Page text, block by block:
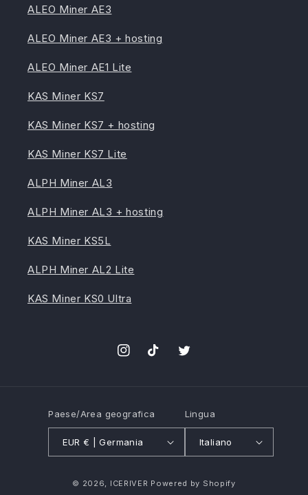
ALEO Miner AE3
ALEO Miner AE3 + hosting
ALEO Miner AE1 Lite
KAS Miner KS7
KAS Miner KS7 + hosting
KAS Miner KS7 Lite
ALPH Miner AL3
ALPH Miner AL3 + hosting
KAS Miner KS5L
ALPH Miner AL2 Lite
KAS Miner KS0 Ultra
InstagramTikTokTwitter
Paese/Area geografica
EUR € | Germania
Lingua
Italiano
© 2026, ICERIVER Powered by Shopify